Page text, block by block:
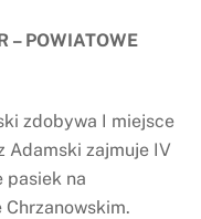
– POWIATOWE
zdobywa I miejsce
Adamski zajmuje IV
pasiek na
Chrzanowskim.